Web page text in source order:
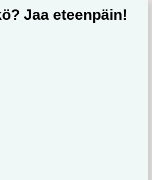
Jaa eteenpäin!